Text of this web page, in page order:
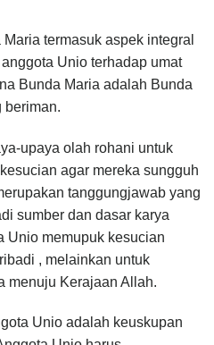
termasuk aspek integral
Unio terhadap umat
Bunda Maria adalah Bunda
beriman.
upaya olah rohani untuk
agar mereka sungguh
tanggungjawab yang
sumber dan dasar karya
Unio memupuk kesucian
, melainkan untuk
menuju Kerajaan Allah.
Unio adalah keuskupan